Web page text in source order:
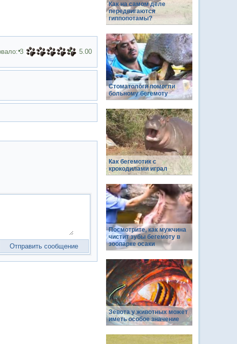
3 5.00
Как на самом деле
передвигаются
гиппопотамы?
Стоматологи помогли
больному бегемоту
Как бегемотик с
крокодилами играл
Посмотрите, как мужчина
чистит зубы бегемоту в
зоопарке осаки
Зевота у животных может
иметь особое значение